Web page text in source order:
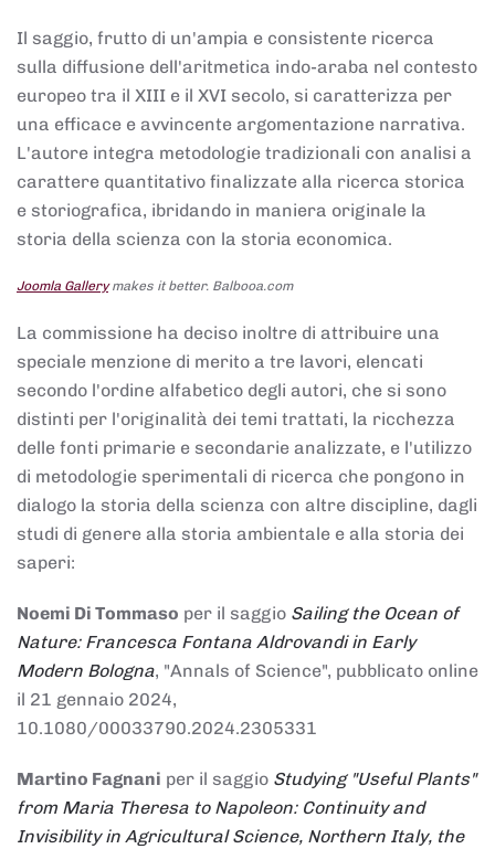
Il saggio, frutto di un'ampia e consistente ricerca
sulla diffusione dell'aritmetica indo-araba nel contesto
europeo tra il XIII e il XVI secolo, si caratterizza per
una efficace e avvincente argomentazione narrativa.
L'autore integra metodologie tradizionali con analisi a
carattere quantitativo finalizzate alla ricerca storica
e storiografica, ibridando in maniera originale la
storia della scienza con la storia economica.
Joomla Gallerymakes it better. Balbooa.com
La commissione ha deciso inoltre di attribuire una
speciale menzione di merito a tre lavori, elencati
secondo l'ordine alfabetico degli autori, che si sono
distinti per l'originalità dei temi trattati, la ricchezza
delle fonti primarie e secondarie analizzate, e l'utilizzo
di metodologie sperimentali di ricerca che pongono in
dialogo la storia della scienza con altre discipline, dagli
studi di genere alla storia ambientale e alla storia dei
saperi:
Noemi Di Tommaso per il saggio Sailing the Ocean of
Nature: Francesca Fontana Aldrovandi in Early
Modern Bologna, "Annals of Science", pubblicato online
il 21 gennaio 2024,
10.1080/00033790.2024.2305331
Martino Fagnani per il saggio Studying "Useful Plants"
from Maria Theresa to Napoleon: Continuity and
Invisibility in Agricultural Science, Northern Italy, the